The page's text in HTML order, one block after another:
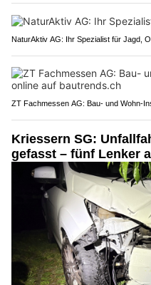
NaturAktiv AG: Ihr Spezialist für Jagd,
ZT Fachmessen AG: Bau- und Wohn-
Kriessern SG:
gefasst – fünf Lenker